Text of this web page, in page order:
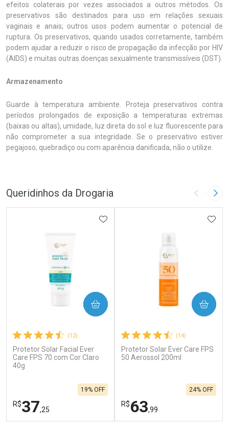
efeitos colaterais por vezes associados a outros métodos. Os
preservativos são destinados para uso em relações sexuais
vaginais e anais; outros usos podem aumentar o potencial de
ruptura. Os preservativos, quando usados corretamente, também
podem ajudar a reduzir o risco de propagação da infecção por HIV
(AIDS) e muitas outras doenças sexualmente transmissíveis (DST).
Armazenamento
Guarde à temperatura ambiente. Proteja preservativos contra
períodos prolongados de exposição a temperaturas extremas
(baixas ou altas), umidade, luz direta do sol e luz fluorescente para
não comprometer a sua integridade. Se o preservativo estiver
pegajoso, quebradiço ou com aparência danificada, não o utilize.
Queridinhos da Drogaria Imagem
(12)
Protetor Solar Facial Ever
Care FPS 70 com Cor Claro
40g
R$37,25
19% OFF
ADICIONAR AOS FAVORITOS
COMPRAR
(14)
Protetor Solar Ever Care FPS
50 Aerossol 200ml
R$63,99
24% OFF
COMPRAR